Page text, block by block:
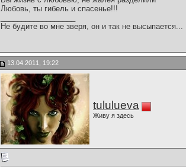
Любовь, ты гибель и спасенье!!!
Не будите во мне зверя, он и так не высыпается...
13.04.2011, 19:22
tululueva
Живу я здесь